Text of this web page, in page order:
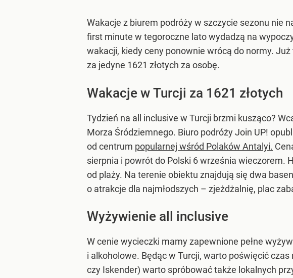
Wakacje z biurem podróży w szczycie sezonu nie
first minute w tegoroczne lato wydadzą na
wakacji, kiedy ceny ponownie wrócą do normy.
za jedyne 1621 złotych za osobę.
Wakacje w Turcji za 1621 złotych
Tydzień na all inclusive w Turcji brzmi kusząco?
Morza Śródziemnego. Biuro podróży Join UP!
od centrum popularnej wśród Polaków Antalyi.
sierpnia i powrót do Polski 6 września wieczorem.
od plaży. Na terenie obiektu znajdują się dwa
o atrakcje dla najmłodszych – zjeżdżalnię, plac
Wyżywienie all inclusive
W cenie wycieczki mamy zapewnione pełne
i alkoholowe. Będąc w Turcji, warto poświęcić
czy Iskender) warto spróbować także lokalnych